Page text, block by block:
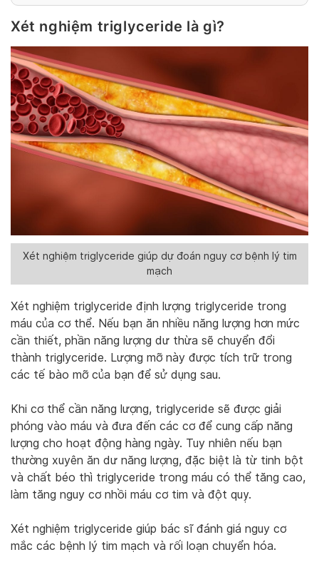
Xét nghiệm triglyceride là gì?
Xét nghiệm triglyceride giúp dự đoán nguy cơ bệnh lý tim
mạch
Xét nghiệm triglyceride định lượng triglyceride trong
máu của cơ thể. Nếu bạn ăn nhiều năng lượng hơn mức
cần thiết, phần năng lượng dư thừa sẽ chuyển đổi
thành triglyceride. Lượng mỡ này được tích trữ trong
các tế bào mỡ của bạn để sử dụng sau.
Khi cơ thể cần năng lượng, triglyceride sẽ được giải
phóng vào máu và đưa đến các cơ để cung cấp năng
lượng cho hoạt động hàng ngày. Tuy nhiên nếu bạn
thường xuyên ăn dư năng lượng, đặc biệt là từ tinh bột
và chất béo thì triglyceride trong máu có thể tăng cao,
làm tăng nguy cơ nhồi máu cơ tim và đột quỵ.
Xét nghiệm triglyceride giúp bác sĩ đánh giá nguy cơ
mắc các bệnh lý tim mạch và rối loạn chuyển hóa.